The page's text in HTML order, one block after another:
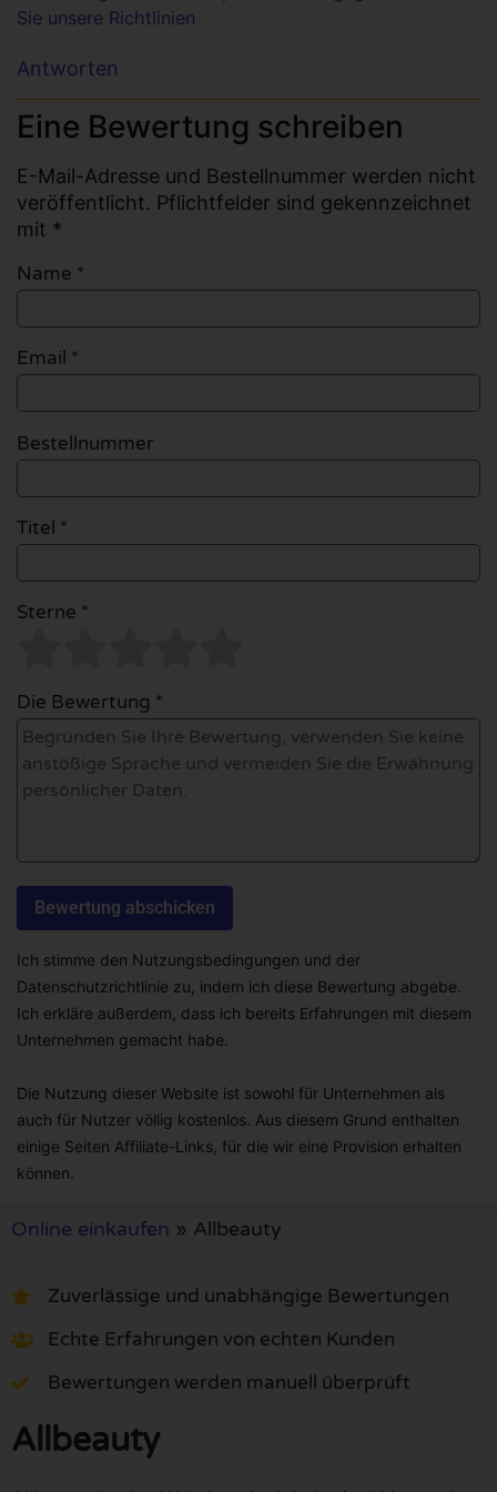
Sie unsere Richtlinien
Antworten
Eine Bewertung schreiben
E-Mail-Adresse und Bestellnummer werden nicht
veröffentlicht. Pflichtfelder sind gekennzeichnet
mit *
Name *
Email *
Bestellnummer
Titel *
Sterne *
Die Bewertung *
Ich stimme den Nutzungsbedingungen und der
Datenschutzrichtlinie zu, indem ich diese Bewertung abgebe.
Ich erkläre außerdem, dass ich bereits Erfahrungen mit diesem
Unternehmen gemacht habe.
Die Nutzung dieser Website ist sowohl für Unternehmen als
auch für Nutzer völlig kostenlos. Aus diesem Grund enthalten
einige Seiten Affiliate-Links, für die wir eine Provision erhalten
können.
Online einkaufen » Allbeauty
Zuverlässige und unabhängige Bewertungen
Echte Erfahrungen von echten Kunden
Bewertungen werden manuell überprüft
Allbeauty